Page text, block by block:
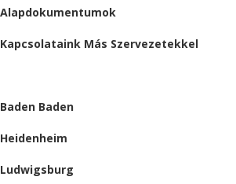
Alapdokumentumok
Kapcsolataink Más Szervezetekkel
Baden Baden
Heidenheim
Ludwigsburg